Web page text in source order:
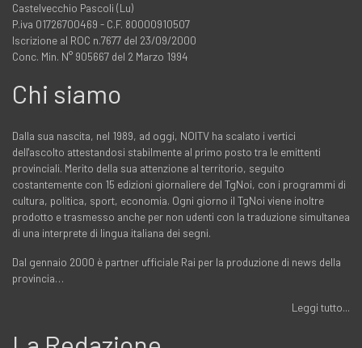
Castelvecchio Pascoli (Lu)
P.iva 01726700469 - C.F. 80000910507
Iscrizione al ROC n.7677 del 23/09/2000
Conc. Min. N° 905667 del 2 Marzo 1994
Chi siamo
Dalla sua nascita, nel 1989, ad oggi, NOITV ha scalato i vertici
dell'ascolto attestandosi stabilmente al primo posto tra le emittenti
provinciali. Merito della sua attenzione al territorio, seguito
costantemente con 15 edizioni giornaliere del TgNoi, con i programmi di
cultura, politica, sport, economia. Ogni giorno il TgNoi viene inoltre
prodotto e trasmesso anche per non udenti con la traduzione simultanea
di una interprete di lingua italiana dei segni.
Dal gennaio 2000 è partner ufficiale Rai per la produzione di news della
provincia…
Leggi tutto...